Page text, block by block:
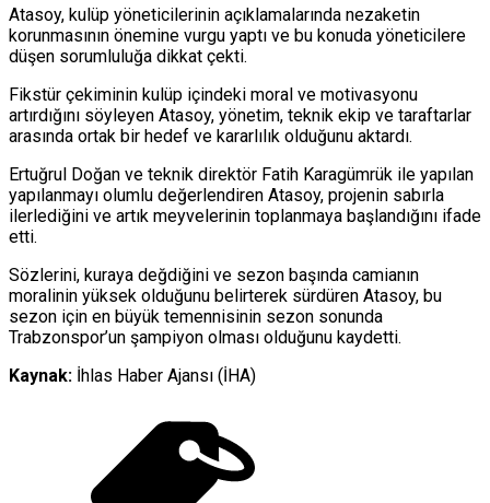
Atasoy, kulüp yöneticilerinin açıklamalarında nezaketin
korunmasının önemine vurgu yaptı ve bu konuda yöneticilere
düşen sorumluluğa dikkat çekti.
Fikstür çekiminin kulüp içindeki moral ve motivasyonu
artırdığını söyleyen Atasoy, yönetim, teknik ekip ve taraftarlar
arasında ortak bir hedef ve kararlılık olduğunu aktardı.
Ertuğrul Doğan ve teknik direktör Fatih Karagümrük ile yapılan
yapılanmayı olumlu değerlendiren Atasoy, projenin sabırla
ilerlediğini ve artık meyvelerinin toplanmaya başlandığını ifade
etti.
Sözlerini, kuraya değdiğini ve sezon başında camianın
moralinin yüksek olduğunu belirterek sürdüren Atasoy, bu
sezon için en büyük temennisinin sezon sonunda
Trabzonspor’un şampiyon olması olduğunu kaydetti.
Kaynak: İhlas Haber Ajansı (İHA)